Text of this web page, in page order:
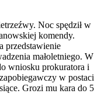
Noc spędził w
komendy.
przedstawienie
małoletniego. W
wniosku prokuratora i
w postaci
Grozi mu kara do 5